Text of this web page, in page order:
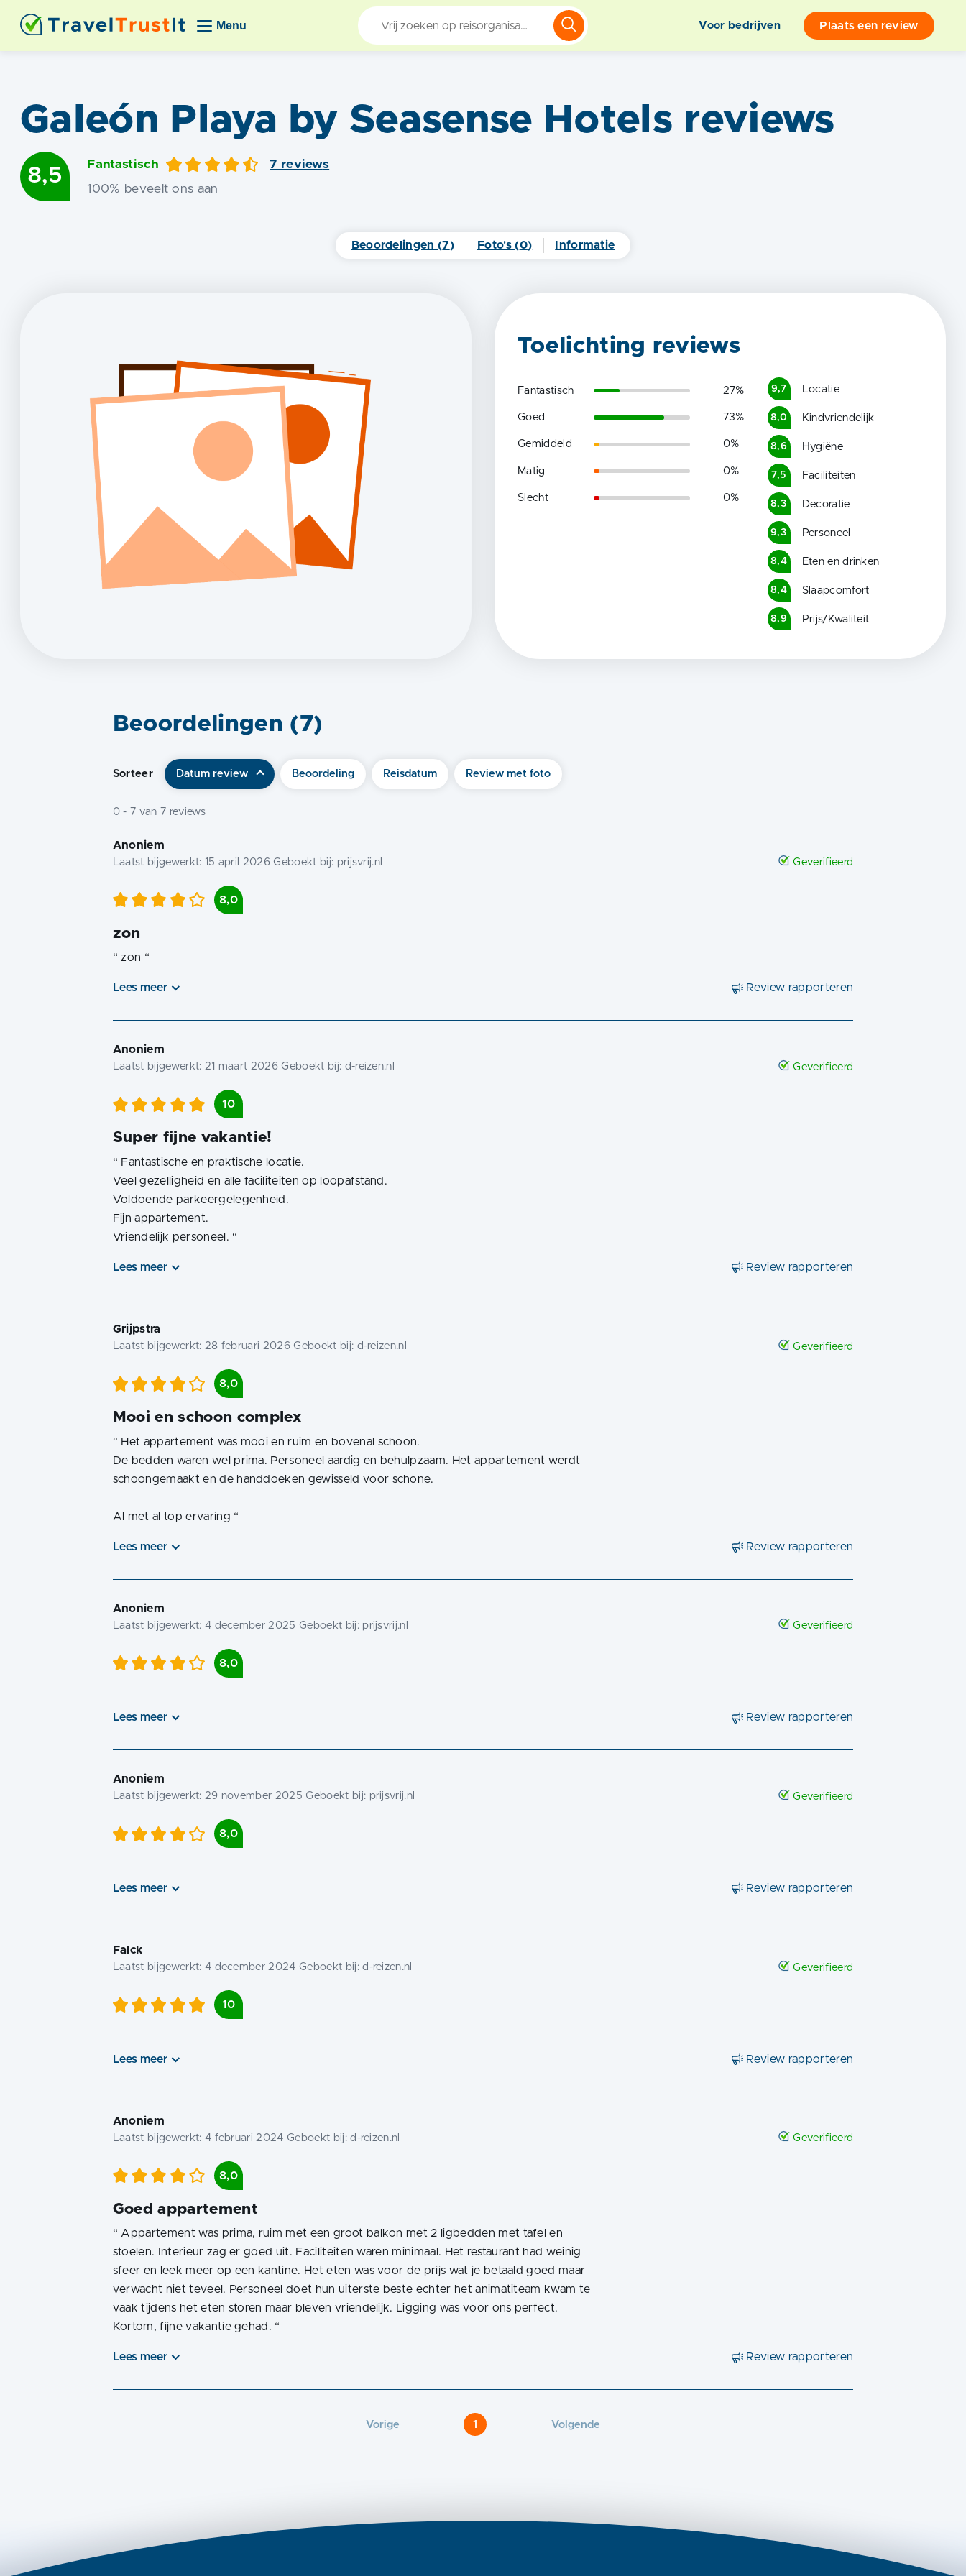
Menu Voor bedrijven Plaats een review
Galeón Playa by Seasense Hotels reviews
8,5
Fantastisch 7 reviews
100% beveelt ons aan
Beoordelingen (7) Foto's (0) Informatie
Toelichting reviews
Fantastisch 27%
Goed 73%
Gemiddeld 0%
Matig 0%
Slecht 0%
9,7 Locatie
8,0 Kindvriendelijk
8,6 Hygiëne
7,5 Faciliteiten
8,3 Decoratie
9,3 Personeel
8,4 Eten en drinken
8,4 Slaapcomfort
8,9 Prijs/Kwaliteit
Beoordelingen (7)
Sorteer Datum review Beoordeling Reisdatum Review met foto
0 - 7 van 7 reviews
Anoniem
Laatst bijgewerkt: 15 april 2026 Geboekt bij: prijsvrij.nl Geverifieerd
8,0
zon
“zon “
Lees meer Review rapporteren
Anoniem
Laatst bijgewerkt: 21 maart 2026 Geboekt bij: d-reizen.nl Geverifieerd
10
Super fijne vakantie!
“ Fantastische en praktische locatie.
Veel gezelligheid en alle faciliteiten op loopafstand.
Voldoende parkeergelegenheid.
Fijn appartement.
Vriendelijk personeel. “
Lees meer Review rapporteren
Grijpstra
Laatst bijgewerkt: 28 februari 2026 Geboekt bij: d-reizen.nl Geverifieerd
8,0
Mooi en schoon complex
“ Het appartement was mooi en ruim en bovenal schoon.
De bedden waren wel prima. Personeel aardig en behulpzaam. Het appartement werdt
schoongemaakt en de handdoeken gewisseld voor schone.
Al met al top ervaring “
Lees meer Review rapporteren
Anoniem
Laatst bijgewerkt: 4 december 2025 Geboekt bij: prijsvrij.nl Geverifieerd
8,0
Lees meer Review rapporteren
Anoniem
Laatst bijgewerkt: 29 november 2025 Geboekt bij: prijsvrij.nl Geverifieerd
8,0
Lees meer Review rapporteren
Falck
Laatst bijgewerkt: 4 december 2024 Geboekt bij:d-reizen.nl Geverifieerd
10
Lees meer Review rapporteren
Anoniem
Laatst bijgewerkt: 4 februari 2024 Geboekt bij:d-reizen.nl Geverifieerd
8,0
Goed appartement
“ Appartement was prima, ruim met een groot balkon met 2 ligbedden met tafel en
stoelen. Interieur zag er goed uit. Faciliteiten waren minimaal. Het restaurant had weinig
sfeer en leek meer op een kantine. Het eten was voor de prijs wat je betaald goed maar
verwacht niet teveel. Personeel doet hun uiterste beste echter het animatiteam kwam te
vaak tijdens het eten storen maar bleven vriendelijk. Ligging was voor ons perfect.
Kortom, fijne vakantie gehad. “
Lees meer Review rapporteren
Vorige 1 Volgende